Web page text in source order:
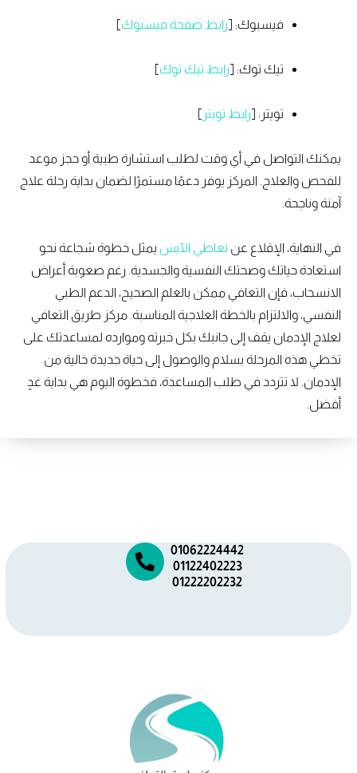
فيسبوك: [ رابط صفحة فيسبوك]
تيك توك: [ رابط تيك توك]
تويتر: [ رابط تويتر]
يمكنك التواصل في أي وقت لطلب استشارة طبية أو حجز موعد
للفحص والعلاج. المركز يوفر دعمًا مستمرًا لضمان بداية رحلة علاج
آمنة وناجحة.
في النهاية، الإقلاع عنتعاطي الآيس يمثل خطوة شجاعة نحو
استعادة حياتك وصحتك النفسية والجسدية. رغم صعوبة أعراض
الانسحاب، فإن التعافي ممكن بالعلم الصحيح، الدعم الطبي
النفسي، والالتزام بالخطة العلاجية المناسبة. مركز طريق التعافي
لعلاج الإدمان يقف إلى جانبك بكل خبرته وموارده لمساعدتك على
تخطي هذه المرحلة بسلام والوصول إلى حياة جديدة خالية من
الإدمان. لا تتردد في طلب المساعدة، فخطوة اليوم هي بداية غدٍ
أفضل.
01062224442
01122402223
01222202232